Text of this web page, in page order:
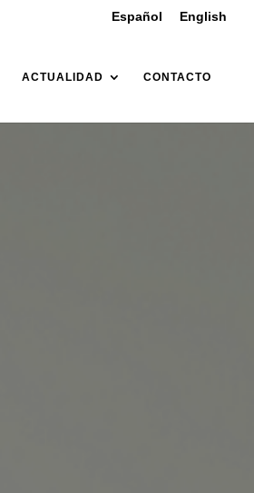
Español English
ACTUALIDAD CONTACTO